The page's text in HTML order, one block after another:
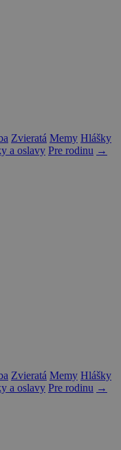
Zvieratá Memy Hlášky
a oslavy Pre rodinu →
Zvieratá Memy Hlášky
a oslavy Pre rodinu →